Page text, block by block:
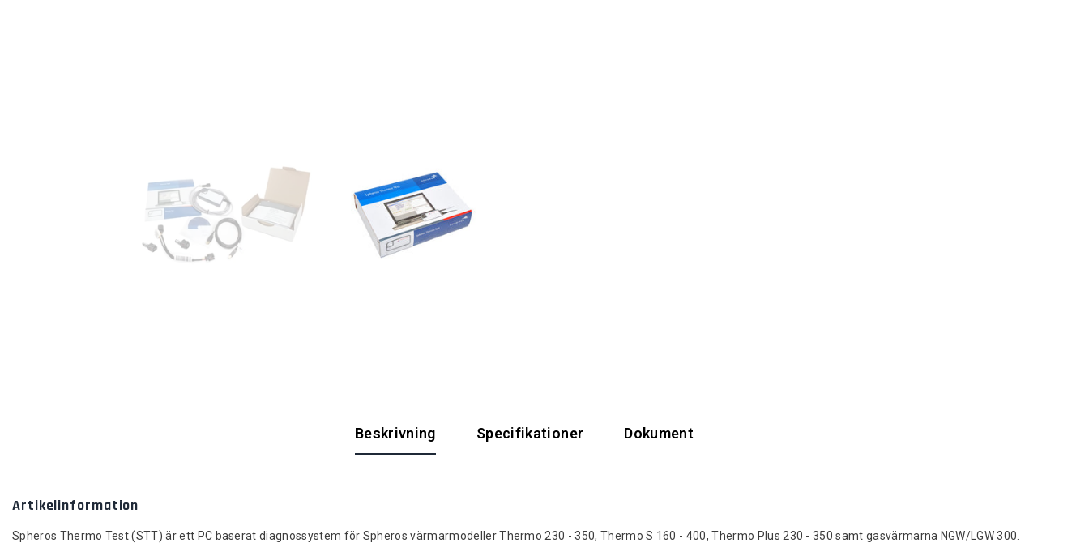
Beskrivning Specifikationer Dokument
Artikelinformation
Spheros Thermo Test (STT) är ett PC baserat diagnossystem för Spheros värmarmodeller Thermo 230 - 350, Thermo S 160 - 400, Thermo Plus 230 - 350 samt gasvärmarna NGW/LGW 300.